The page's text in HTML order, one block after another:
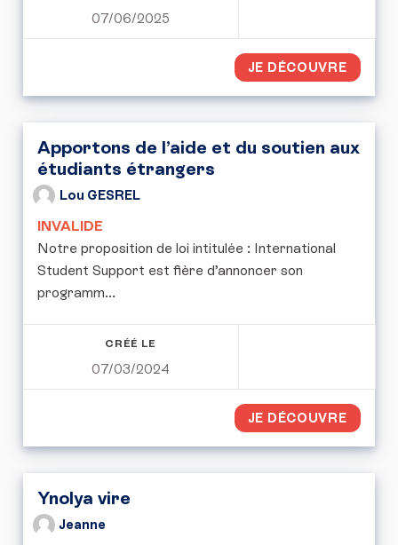
07/06/2025
JE DÉCOUVRE
Apportons de l’aide et du soutien aux
étudiants étrangers
Lou GESREL
INVALIDE
Notre proposition de loi intitulée : International
Student Support est fière d’annoncer son
programm...
CRÉÉ LE
07/03/2024
JE DÉCOUVRE
Ynolya vire
Jeanne